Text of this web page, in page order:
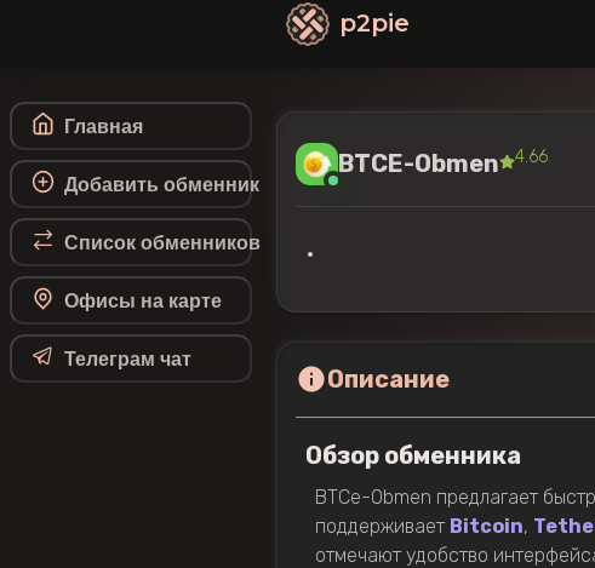
Главная
Добавить обменник
Список обменников
Офисы на карте
Телеграм чат
p2pie
BTCE-Obmen 4.66
•
Описание
Обзор обменника
BTCe-Obmen предлагает
поддерживает Bitcoin,
отмечают удобство